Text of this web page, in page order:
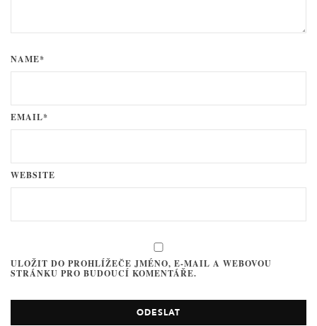
NAME*
EMAIL*
WEBSITE
ULOŽIT DO PROHLÍŽEČE JMÉNO, E-MAIL A WEBOVOU
STRÁNKU PRO BUDOUCÍ KOMENTÁŘE.